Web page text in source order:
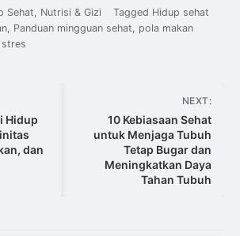
Sehat, Nutrisi & Gizi Tagged Hidup sehat
, Panduan mingguan sehat, pola makan
stres
Hidup
dan
NEXT:
10 Kebiasaan Sehat
untuk Menjaga Tubuh
Tetap Bugar dan
Meningkatkan Daya
Tahan Tubuh